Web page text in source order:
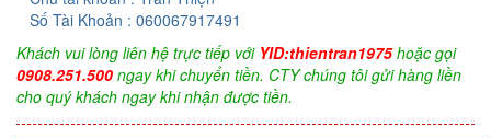
Số Tài Khoản : 060067917491
Khách vui lòng liên hệ trực tiếp với YID:thientran1975hoặc gọi
0908.251.500 ngay khi chuyển tiền. CTY chúng tôi gửi hàng liền
cho quý khách ngay khi nhận được tiền.